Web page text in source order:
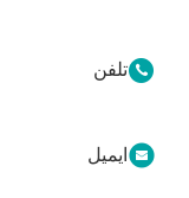
تلفن
ایمیل